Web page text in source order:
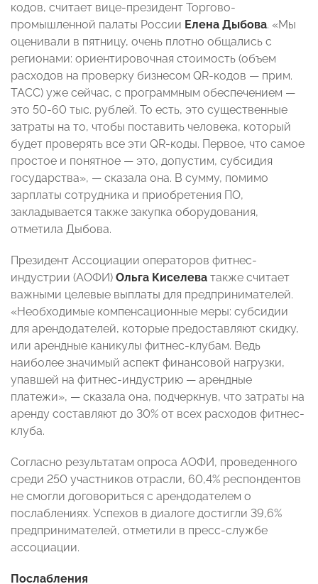
кодов, считает вице-президент Торгово-
промышленной палаты России Елена Дыбова. «Мы
оценивали в пятницу, очень плотно общались с
регионами: ориентировочная стоимость (объем
расходов на проверку бизнесом QR-кодов — прим.
ТАСС) уже сейчас, с программным обеспечением —
это 50-60 тыс. рублей. То есть, это существенные
затраты на то, чтобы поставить человека, который
будет проверять все эти QR-коды. Первое, что самое
простое и понятное — это, допустим, субсидия
государства», — сказала она. В сумму, помимо
зарплаты сотрудника и приобретения ПО,
закладывается также закупка оборудования,
отметила Дыбова.
Президент Ассоциации операторов фитнес-
индустрии (АОФИ) Ольга Киселева также считает
важными целевые выплаты для предпринимателей.
«Необходимые компенсационные меры: субсидии
для арендодателей, которые предоставляют скидку,
или арендные каникулы фитнес-клубам. Ведь
наиболее значимый аспект финансовой нагрузки,
упавшей на фитнес-индустрию — арендные
платежи», — сказала она, подчеркнув, что затраты на
аренду составляют до 30% от всех расходов фитнес-
клуба.
Согласно результатам опроса АОФИ, проведенного
среди 250 участников отрасли, 60,4% респондентов
не смогли договориться с арендодателем о
послаблениях. Успехов в диалоге достигли 39,6%
предпринимателей, отметили в пресс-службе
ассоциации.
Послабления